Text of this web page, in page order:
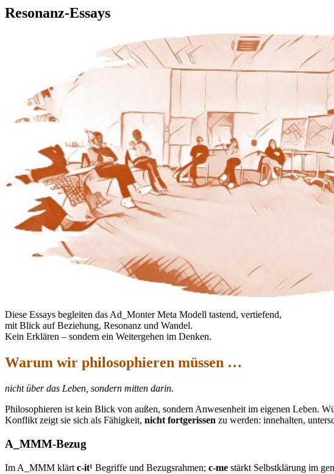
Resonanz-Essays
Diese Essays begleiten das Ad_Monter Meta Modell tastend, vertiefend,
mit Blick auf Beziehung, Resonanz und Wandel.
Kein Erklären – sondern ein Weitergehen im Denken.
Warum wir philosophieren müssen …
nicht über das Leben, sondern mitten darin.
Philosophieren ist kein Blick von außen, sondern Anwesenheit im eigenen Leben.
Konflikt zeigt sie sich als Fähigkeit, nicht fortgerissen zu werden: innehalten,
A_MMM-Bezug
Im A_MMM klärt c-it¹ Begriffe und Bezugsrahmen; c-me stärkt Selbstklärung im